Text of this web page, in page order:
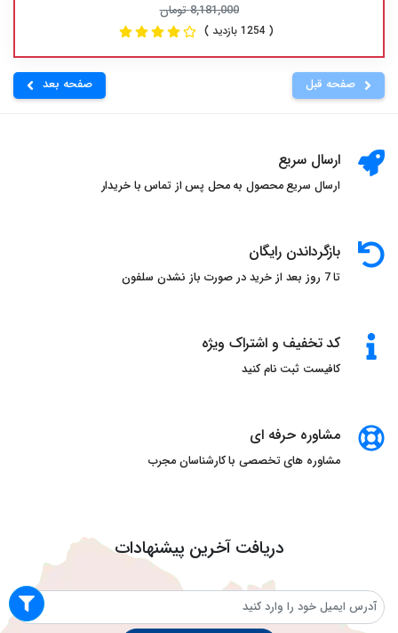
8,181,000 تومان
( 1254 بازدید )
صفحه قبل صفحه بعد
ارسال سریع
ارسال سریع محصول به محل پس از تماس با خریدار
بازگرداندن رایگان
تا 7 روز بعد از خرید در صورت باز نشدن سلفون
کد تخفیف و اشتراک ویژه
کافیست ثبت نام کنید
مشاوره حرفه ای
مشاوره های تخصصی با کارشناسان مجرب
دریافت آخرین پیشنهادات